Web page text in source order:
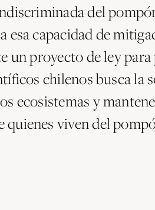
del
esa capacidad de
un proyecto de ley
chilenos busca la
ecosistemas y
quienes viven del